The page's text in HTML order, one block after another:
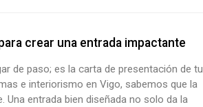
crear una entrada impactante
de paso; es la carta de presentación de tu
e interiorismo en Vigo, sabemos que la
entrada bien diseñada no solo da la